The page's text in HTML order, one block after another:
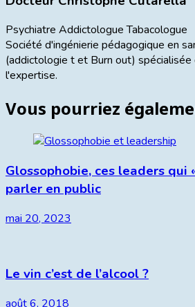
Psychiatre Addictologue Tabacologue
Société d'ingénierie pédagogique en
(addictologie t et Burn out)
l'expertise.
Vous pourriez
Glossophobie, ces leaders qui
parler en public
mai 20, 2023
Le vin c’est de l’alcool ?
août 6, 2018